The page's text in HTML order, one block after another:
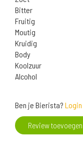
Bitter
Fruitig
Moutig
Kruidig
Body
Koolzuur
Alcohol
Ben je Bierista? Login
Review toevoegen